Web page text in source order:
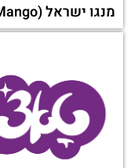
מנגו ישראל (Mango)